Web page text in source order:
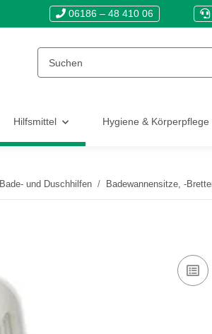
06186 – 48 410 06
Hilfsmittel Hygiene & Körperpflege
Bade- und Duschhilfen Badewannensitze, -